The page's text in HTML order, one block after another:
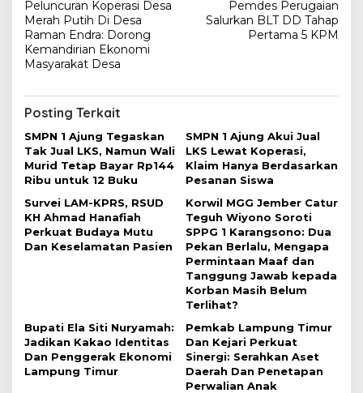
a
v
i
a
s
i
p
o
s
Peluncuran Koperasi Desa
Merah Putih Di Desa
Raman Endra: Dorong
Kemandirian Ekonomi
Masyarakat Desa
Pemdes Perugaian
Salurkan BLT DD Tahap
Pertama 5 KPM
Posting Terkait
SMPN 1 Ajung Tegaskan
Tak Jual LKS, Namun Wali
Murid Tetap Bayar Rp144
Ribu untuk 12 Buku
SMPN 1 Ajung Akui Jual
LKS Lewat Koperasi,
Klaim Hanya Berdasarkan
Pesanan Siswa
Survei LAM-KPRS, RSUD
KH Ahmad Hanafiah
Perkuat Budaya Mutu
Dan Keselamatan Pasien
Korwil MGG Jember Catur
Teguh Wiyono Soroti
SPPG 1 Karangsono: Dua
Pekan Berlalu, Mengapa
Permintaan Maaf dan
Tanggung Jawab kepada
Korban Masih Belum
Terlihat?
Bupati Ela Siti Nuryamah:
Jadikan Kakao Identitas
Dan Penggerak Ekonomi
Lampung Timur
Pemkab Lampung Timur
Dan Kejari Perkuat
Sinergi: Serahkan Aset
Daerah Dan Penetapan
Perwalian Anak